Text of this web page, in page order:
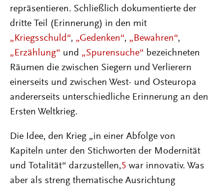
repräsentieren. Schließlich dokumentierte der
dritte Teil (Erinnerung) in den mit
„Kriegsschuld“, „Gedenken“, „Bewahren“,
„Erzählung“ und „Spurensuche“ bezeichneten
Räumen die zwischen Siegern und Verlierern
einerseits und zwischen West- und Osteuropa
andererseits unterschiedliche Erinnerung an den
Ersten Weltkrieg.
Die Idee, den Krieg „in einer Abfolge von
Kapiteln unter den Stichworten der Modernität
und Totalität“ darzustellen,5 war innovativ. Was
aber als streng thematische Ausrichtung